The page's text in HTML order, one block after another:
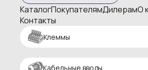
КаталогПокупателямДилерамО
Контакты
Клеммы
Кабельные вводы